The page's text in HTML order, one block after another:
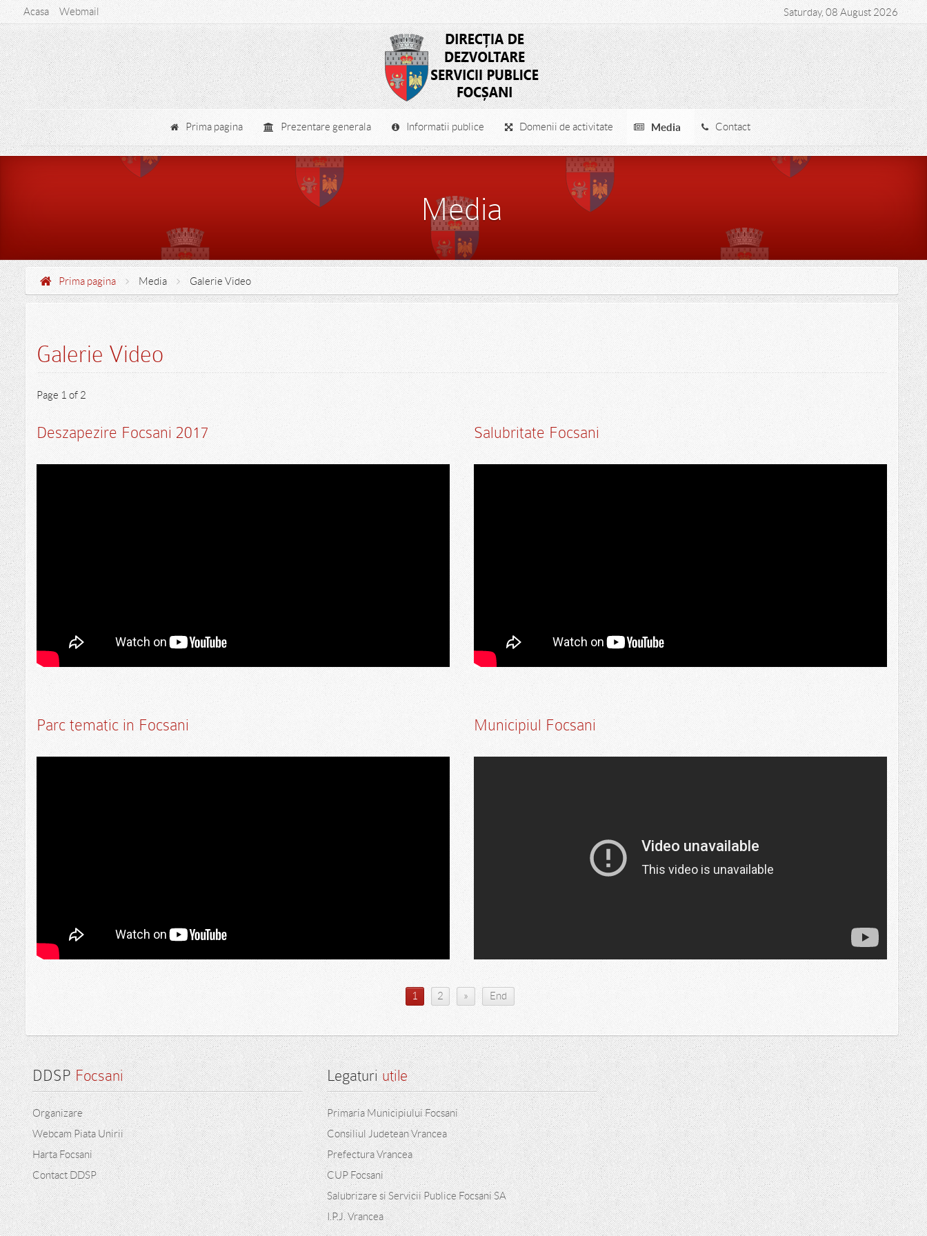
Acasa Webmail Serviciul de gestionare a cainilor fara stapan - Instiintare publica Saturday, 08 August 2026
Prima pagina Prezentare generala Informatii publice Domenii de activitate Media Contact
Media
Prima pagina Media Galerie Video
Galerie Video
Page 1 of 2
Deszapezire Focsani 2017 Salubritate Focsani
Parc tematic in Focsani Municipiul Focsani
1 2 » End
DDSP Focsani
Organizare
Webcam Piata Unirii
Harta Focsani
Contact DDSP
Legaturi utile
Primaria Municipiului Focsani
Consiliul Judetean Vrancea
Prefectura Vrancea
CUP Focsani
Salubrizare si Servicii Publice Focsani SA
I.P.J. Vrancea